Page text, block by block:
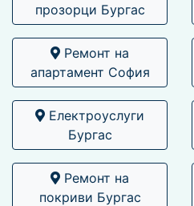
прозорци Бургас
Ремонт на
апартамент София
Електроуслуги
Бургас
Ремонт на
покриви Бургас